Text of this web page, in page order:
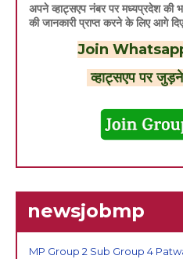
अपने व्हाट्सएप नंबर पर मध्यप्रदेश की
की जानकारी प्राप्त करने के लिए आगे
Join
व्हाट्सएप पर
newsjobmp
MP Group 2 Sub Group 4